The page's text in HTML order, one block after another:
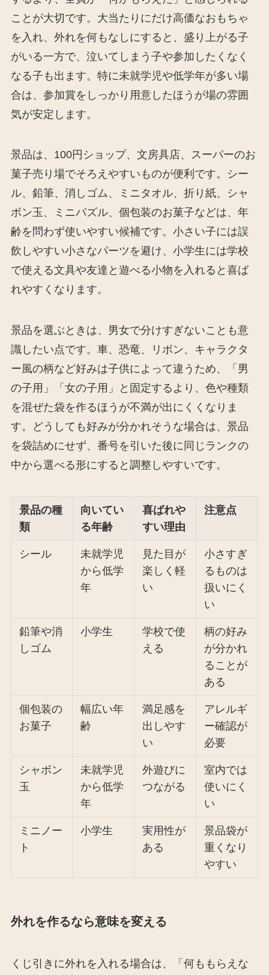
ことが大切です。大当たりにだけ高価なおもちゃ
を入れ、外れを何もなしにすると、盛り上がる子
がいる一方で、泣いてしまう子や参加したくなく
なる子も出ます。特に未就学児や低学年が多い場
合は、参加賞をしっかり用意したほうが場の雰囲
気が安定します。
景品は、100円ショップ、文房具店、スーパーのお
菓子売り場でそろえやすいものが便利です。シー
ル、鉛筆、消しゴム、ミニタオル、折り紙、シャ
ボン玉、ミニパズル、個包装のお菓子などは、年
齢を問わず使いやすい候補です。小さい子には誤
飲しやすい小さなパーツを避け、小学生には学校
で使える文具や友達と遊べる小物を入れると喜ば
れやすくなります。
景品を選ぶときは、男女で分けすぎないことも意
識したい点です。車、恐竜、リボン、キャラクタ
ー風の柄など好みは子供によって違うため、「男
の子用」「女の子用」と固定するより、色や種類
を混ぜた袋を作るほうが不満が出にくくなりま
す。どうしても好みが分かれそうな場合は、景品
を袋詰めにせず、番号を引いた後に同じランクの
中から選べる形にすると調整しやすいです。
景品の種
類
向いてい
る年齢
喜ばれや
すい理由
注意点
シール
未就学児
から低学
年
見た目が
楽しく軽
い
小さすぎ
るものは
扱いにく
い
鉛筆や消
しゴム
小学生
学校で使
える
柄の好み
が分かれ
ることが
ある
個包装の
お菓子
幅広い年
齢
満足感を
出しやす
い
アレルギ
ー確認が
必要
シャボン
玉
未就学児
から低学
年
外遊びに
つながる
室内では
使いにく
い
ミニノー
ト
小学生
実用性が
ある
景品袋が
重くなり
やすい
外れを作るなら意味を変える
くじ引きに外れを入れる場合は、「何ももらえな